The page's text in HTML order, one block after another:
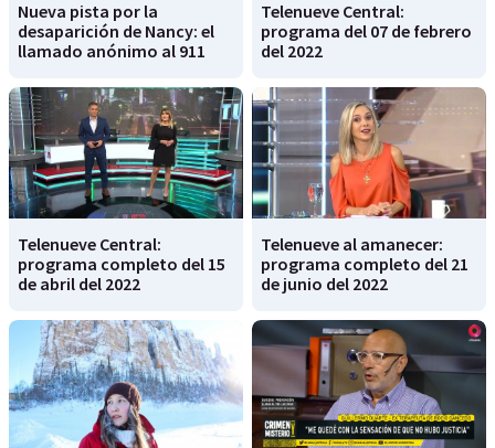
Nueva pista por la
desaparición de Nancy: el
llamado anónimo al 911
Telenueve Central:
programa del 07 de febrero
del 2022
Telenueve Central:
programa completo del 15
de abril del 2022
Telenueve al amanecer:
programa completo del 21
de junio del 2022